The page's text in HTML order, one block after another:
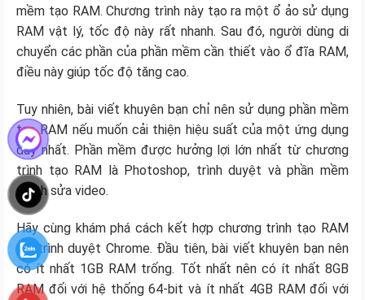
mềm tạo RAM. Chương trình này tạo ra một ổ ảo sử dụng
RAM vật lý, tốc độ này rất nhanh. Sau đó, người dùng di
chuyển các phần của phần mềm cần thiết vào ổ đĩa RAM,
điều này giúp tốc độ tăng cao.
Tuy nhiên, bài viết khuyên bạn chỉ nên sử dụng phần mềm
tạo RAM nếu muốn cải thiện hiệu suất của một ứng dụng
duy nhất. Phần mềm được hưởng lợi lớn nhất từ chương
trình tạo RAM là Photoshop, trình duyệt và phần mềm
chỉnh sửa video.
Hãy cùng khám phá cách kết hợp chương trình tạo RAM
với trình duyệt Chrome. Đầu tiên, bài viết khuyên bạn nên
có ít nhất 1GB RAM trống. Tốt nhất nên có ít nhất 8GB
RAM đối với hệ thống 64-bit và ít nhất 4GB RAM đối với